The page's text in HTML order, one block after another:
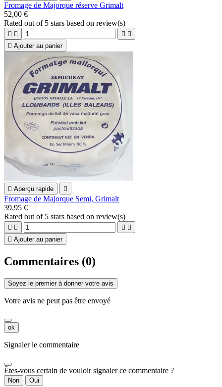
Fromage de Majorque réserve Grimalt
52,00 €
Rated out of 5 stars based on review(s)
   
 Ajouter au panier
 Aperçu rapide 
Fromage de Majorque Semi, Grimalt
39,95 €
Rated out of 5 stars based on review(s)
   
 Ajouter au panier
Commentaires (0)
Soyez le premier à donner votre avis
Votre avis ne peut pas être envoyé
ok
Signaler le commentaire
Êtes-vous certain de vouloir signaler ce commentaire ?
Non Oui